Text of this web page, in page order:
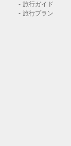
旅行ガイド
旅行プラン